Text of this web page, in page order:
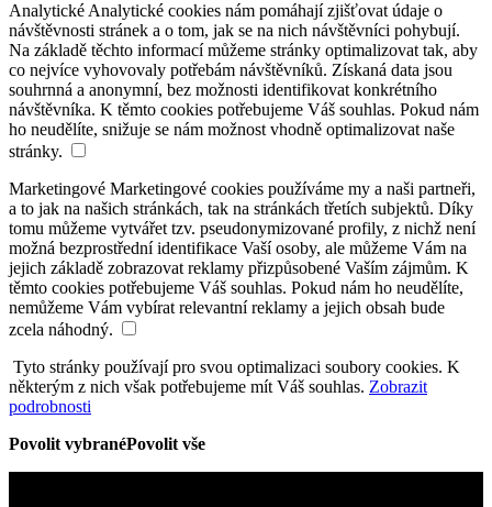
Analytické Analytické cookies nám pomáhají zjišťovat údaje o
návštěvnosti stránek a o tom, jak se na nich návštěvníci pohybují.
Na základě těchto informací můžeme stránky optimalizovat tak, aby
co nejvíce vyhovovaly potřebám návštěvníků. Získaná data jsou
souhrnná a anonymní, bez možnosti identifikovat konkrétního
návštěvníka. K těmto cookies potřebujeme Váš souhlas. Pokud nám
ho neudělíte, snižuje se nám možnost vhodně optimalizovat naše
stránky.
Marketingové Marketingové cookies používáme my a naši partneři,
a to jak na našich stránkách, tak na stránkách třetích subjektů. Díky
tomu můžeme vytvářet tzv. pseudonymizované profily, z nichž není
možná bezprostřední identifikace Vaší osoby, ale můžeme Vám na
jejich základě zobrazovat reklamy přizpůsobené Vaším zájmům. K
těmto cookies potřebujeme Váš souhlas. Pokud nám ho neudělíte,
nemůžeme Vám vybírat relevantní reklamy a jejich obsah bude
zcela náhodný.
Tyto stránky používají pro svou optimalizaci soubory cookies. K
některým z nich však potřebujeme mít Váš souhlas. Zobrazit
podrobnosti
Povolit vybranéPovolit vše